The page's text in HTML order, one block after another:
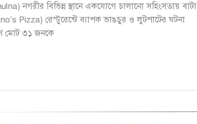
নগরীর বিভিন্ন স্থানে একযোগে চালানো সহিংসতায় বাটা
Pizza) রেস্টুরেন্টে ব্যাপক ভাঙচুর ও লুটপাটের ঘটনা
মোট ৩১ জনকে